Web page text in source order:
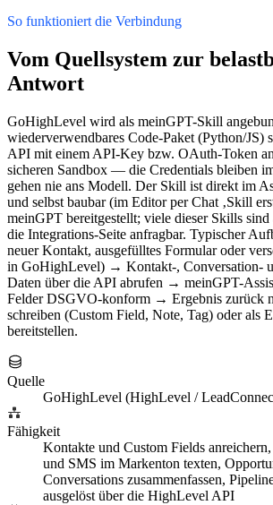
So funktioniert die Verbindung
Vom Quellsystem zur
Antwort
GoHighLevel wird als meinGPT-Skill
wiederverwendbares Code-Paket (Python/JS)
API mit einem API-Key bzw. OAuth-Token
sicheren Sandbox — die Credentials bleiben
gehen nie ans Modell. Der Skill ist direkt im
und selbst baubar (im Editor per Chat ‚Skill
meinGPT bereitgestellt; viele dieser Skills
die Integrations-Seite anfragbar. Typischer
neuer Kontakt, ausgefülltes Formular oder
in GoHighLevel) → Kontakt-, Conversation-
Daten über die API abrufen → meinGPT-
Felder DSGVO-konform → Ergebnis zurück
schreiben (Custom Field, Note, Tag) oder als
bereitstellen.
Quelle
GoHighLevel (HighLevel /
Fähigkeit
Kontakte und Custom Fields
und SMS im Markenton texten,
Conversations zusammenfassen,
ausgelöst über die HighLevel API